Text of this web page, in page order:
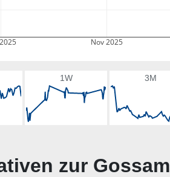
Nov 2025
1W 3M
zur